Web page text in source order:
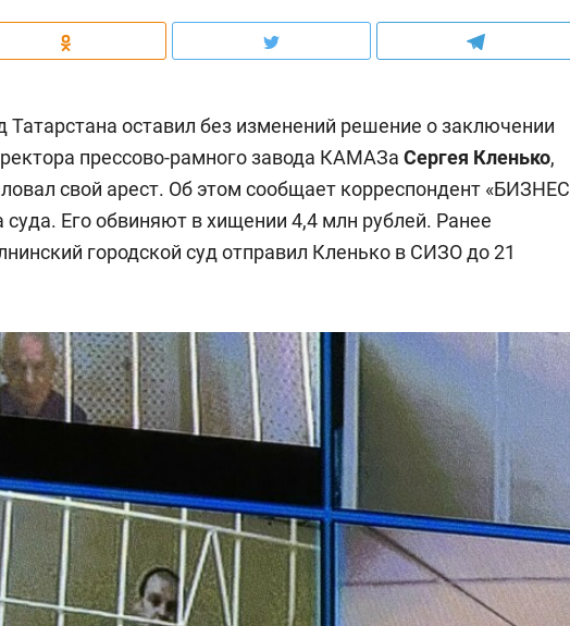
Татарстана оставил без изменений решение о заключении
прессово-рамного завода КАМАЗа Сергея Кленько,
свой арест. Об этом сообщает корреспондент «БИЗНЕС
суда. Его обвиняют в хищении 4,4 млн рублей. Ранее
городской суд отправил Кленько в СИЗО до 21